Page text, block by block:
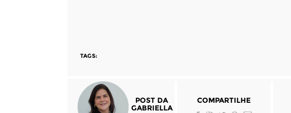
TAGS:
POST DA
GABRIELLA
COMPARTILHE